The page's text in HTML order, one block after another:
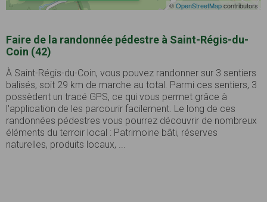
©OpenStreetMapcontributors
Faire de la randonnée pédestre à Saint-Régis-du-
Coin (42)
À Saint-Régis-du-Coin, vous pouvez randonner sur 3 sentiers
balisés, soit 29 km de marche au total. Parmi ces sentiers, 3
possèdent un tracé GPS, ce qui vous permet grâce à
l'application de les parcourir facilement. Le long de ces
randonnées pédestres vous pourrez découvrir de nombreux
éléments du terroir local : Patrimoine bâti, réserves
naturelles, produits locaux, ...